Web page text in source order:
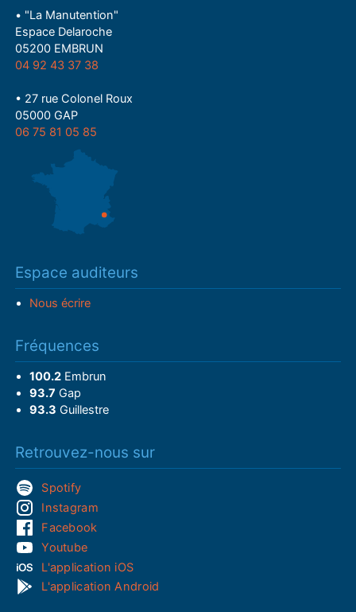
• "La Manutention"
Espace Delaroche
05200 EMBRUN
04 92 43 37 38
• 27 rue Colonel Roux
05000 GAP
06 75 81 05 85
Espace auditeurs
Nous écrire
Fréquences
100.2Embrun
93.7 Gap
93.3 Guillestre
Retrouvez-nous sur
Spotify
Instagram
Facebook
Youtube
L'application iOS
L'application Android